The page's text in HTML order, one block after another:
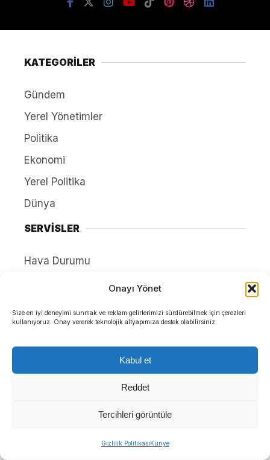
Onayı Yönet
Size en iyi deneyimi sunmak ve reklam gelirlerimizi sürdürebilmek için çerezleri
kullanıyoruz. Onay vererek teknolojik altyapımıza destek olabilirsiniz.
Kabul et
Reddet
Tercihleri görüntüle
Gizlilik PolitikasıKünye
KATEGORİLER
Gündem
Yerel Yönetimler
Politika
Ekonomi
Yerel Politika
Dünya
SERVİSLER
Hava Durumu
Puan Durumları
Yayınlar
HAKKIMIZDA